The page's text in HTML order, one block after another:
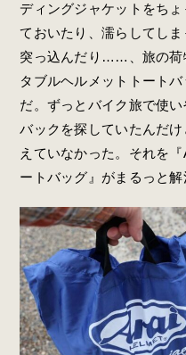
ディングジャケットをち
ておいたり、濡らしてし
突っ込んだり……、旅の荷
タブルヘルメットトート
だ。ずっとバイク旅で使
バックを探していたんだ
えていなかった。それを
ートバッグ』がまるっと解